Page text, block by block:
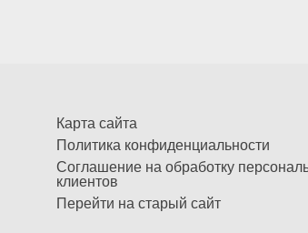
Карта сайта
Политика конфиденциальности
Соглашение на обработку
клиентов
Перейти на старый сайт